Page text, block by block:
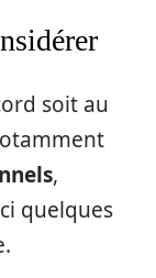
soit au
,
quelques